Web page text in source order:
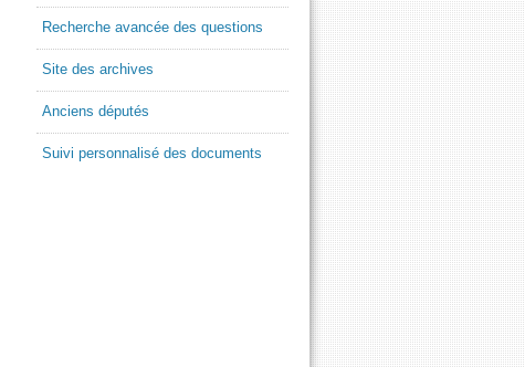
Recherche avancée des questions
Site des archives
Anciens députés
Suivi personnalisé des documents